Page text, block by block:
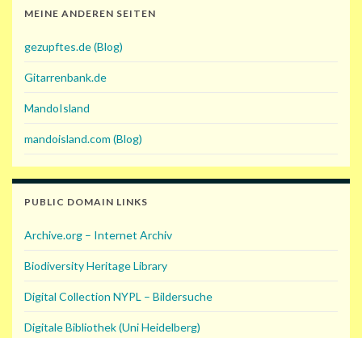
MEINE ANDEREN SEITEN
gezupftes.de (Blog)
Gitarrenbank.de
MandoIsland
mandoisland.com (Blog)
PUBLIC DOMAIN LINKS
Archive.org – Internet Archiv
Biodiversity Heritage Library
Digital Collection NYPL – Bildersuche
Digitale Bibliothek (Uni Heidelberg)